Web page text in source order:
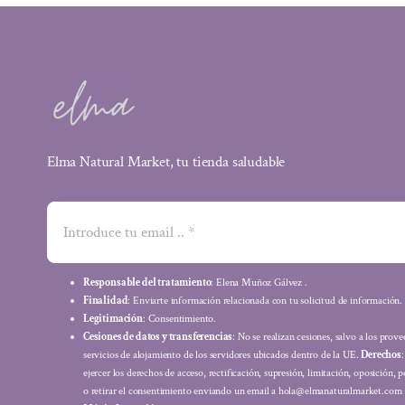
Elma Natural Market, tu tienda saludable
Responsable del tratamiento: Elena Muñoz Gálvez .
Finalidad: Enviarte información relacionada con tu solicitud de información.
Legitimación: Consentimiento.
Cesiones de datos y transferencias: No se realizan cesiones, salvo a los
servicios de alojamiento de los servidores ubicados dentro de la UE.Derechos
ejercer los derechos de acceso, rectificación, supresión, limitación, oposición,
o retirar el consentimiento enviando un email a hola@elmanaturalmarket.com